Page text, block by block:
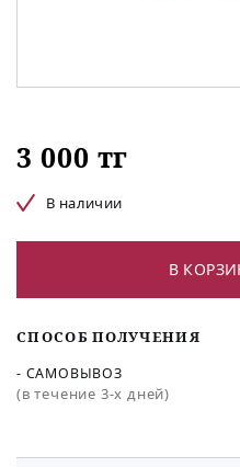
3 000 тг
В наличии
В
СПОСОБ ПОЛУЧЕНИЯ
- САМОВЫВОЗ
(в течение 3-х дней)